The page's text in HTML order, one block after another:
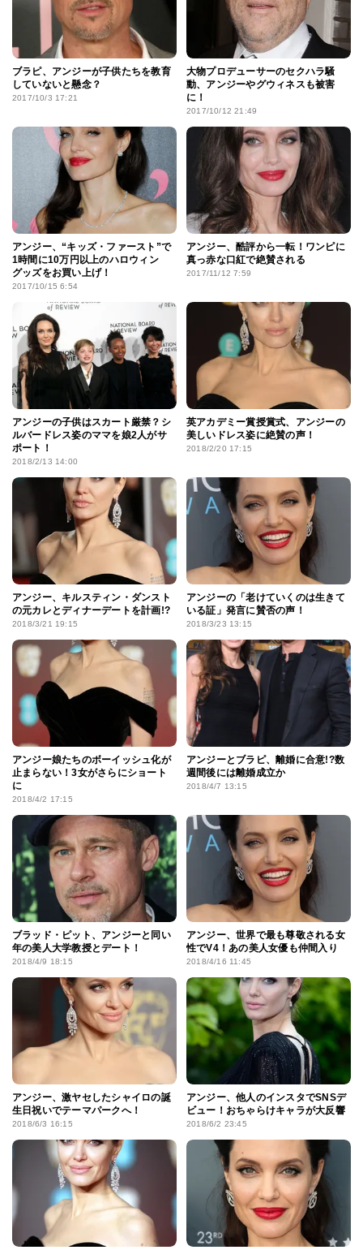
ブラピ、アンジーが子供たちを教育
していないと懸念？
2017/10/3 17:21
大物プロデューサーのセクハラ騒
動、アンジーやグウィネスも被害
に！
2017/10/12 21:49
アンジー、“キッズ・ファースト”で
1時間に10万円以上のハロウィン
グッズをお買い上げ！
2017/10/15 6:54
アンジー、酷評から一転！ワンピに
真っ赤な口紅で絶賛される
2017/11/12 7:59
アンジーの子供はスカート厳禁？シ
ルバードレス姿のママを娘2人がサ
ポート！
2018/2/13 14:00
英アカデミー賞授賞式、アンジーの
美しいドレス姿に絶賛の声！
2018/2/20 17:15
アンジー、キルスティン・ダンスト
の元カレとディナーデートを計画!?
2018/3/21 19:15
アンジーの「老けていくのは生きて
いる証」発言に賛否の声！
2018/3/23 13:15
アンジー娘たちのボーイッシュ化が
止まらない！3女がさらにショート
に
2018/4/2 17:15
アンジーとブラピ、離婚に合意!?数
週間後には離婚成立か
2018/4/7 13:15
ブラッド・ピット、アンジーと同い
年の美人大学教授とデート！
2018/4/9 18:15
アンジー、世界で最も尊敬される女
性でV4！あの美人女優も仲間入り
2018/4/16 11:45
アンジー、激ヤセしたシャイロの誕
生日祝いでテーマパークへ！
2018/6/3 16:15
アンジー、他人のインスタでSNSデ
ビュー！おちゃらけキャラが大反響
2018/6/2 23:45